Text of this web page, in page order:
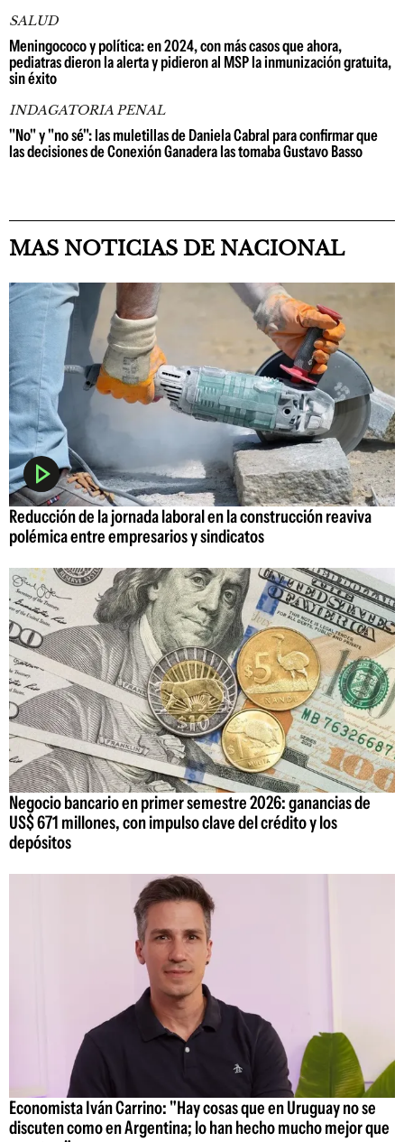
SALUD
Meningococo y política: en 2024, con más casos que ahora,
pediatras dieron la alerta y pidieron al MSP la inmunización gratuita,
sin éxito
INDAGATORIA PENAL
"No" y "no sé": las muletillas de Daniela Cabral para confirmar que
las decisiones de Conexión Ganadera las tomaba Gustavo Basso
MAS NOTICIAS DE NACIONAL
Reducción de la jornada laboral en la construcción reaviva
polémica entre empresarios y sindicatos
Negocio bancario en primer semestre 2026: ganancias de
US$ 671 millones, con impulso clave del crédito y los
depósitos
Economista Iván Carrino: "Hay cosas que en Uruguay no se
discuten como en Argentina; lo han hecho mucho mejor que